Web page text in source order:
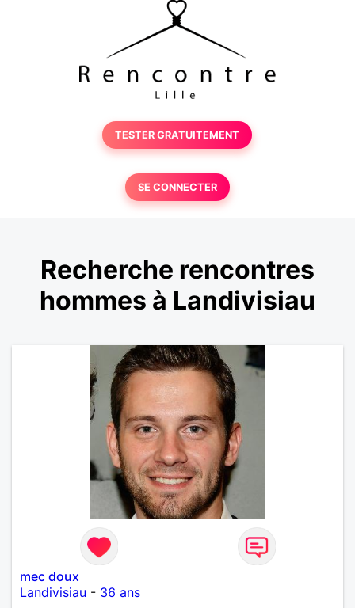
TESTER GRATUITEMENT
SE CONNECTER
Recherche rencontres
hommes à Landivisiau
mec doux
Landivisiau - 36 ans